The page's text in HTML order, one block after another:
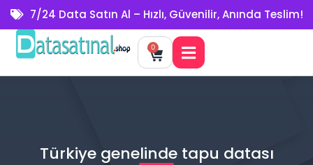
7/24 Data Satın Al – Hızlı, Güvenilir, Anında Teslim!
0
Türkiye genelinde tapu datası